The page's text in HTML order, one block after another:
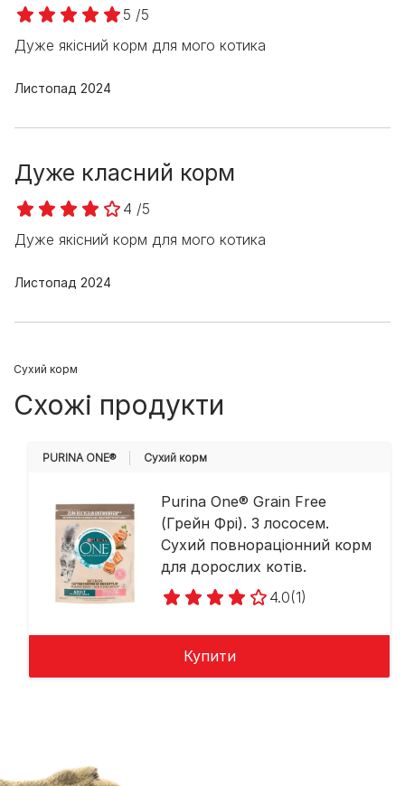
5 /5
Дуже якісний корм для мого котика
Листопад 2024
Дуже класний корм
4 /5
Дуже якісний корм для мого котика
Листопад 2024
Cухий корм
Схожі продукти
PURINA ONE® Cухий корм
Purina One® Grain Free
(Грейн Фрі). З лососем.
Сухий повнораціонний корм
для дорослих котів.
4.0(1)
Купити